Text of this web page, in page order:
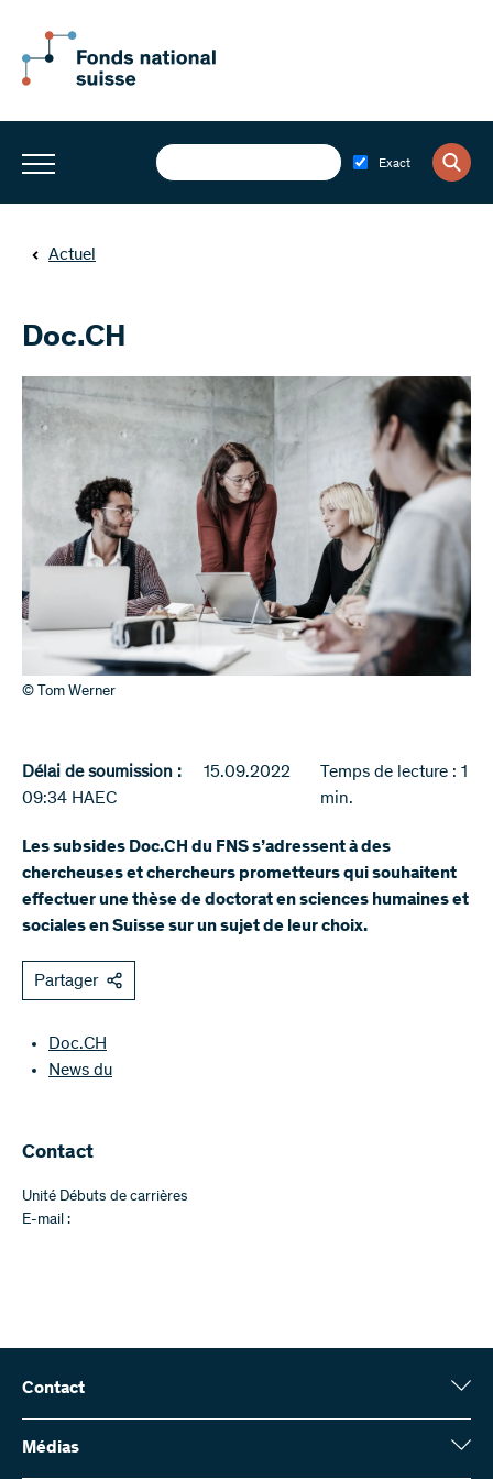
Exact
Actuel
Doc.CH
© Tom Werner
Délai de soumission :
15.09.2022
09:34 HAEC
Temps de lecture : 1
min.
Les subsides Doc.CH du FNS s’adressent à des
chercheuses et chercheurs prometteurs qui souhaitent
effectuer une thèse de doctorat en sciences humaines et
sociales en Suisse sur un sujet de leur choix.
Partager
Doc.CH
News du
Contact
Unité Débuts de carrières
E-mail :
Contact
Fonds national suisse (FNS)
Wildhainweg 3
Médias